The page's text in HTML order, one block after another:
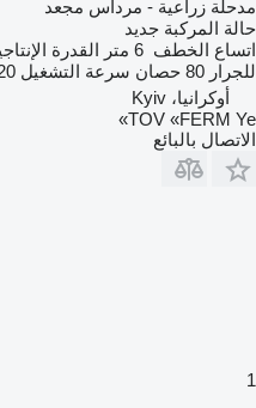
مدحلة زراعية - مرداس مجعد
حالة المركبة جديد
اتساع الخطف 6 متر القدرة
للجرار 80 حصان سرعة التشغيل 20 كيلومتر
أوكرانيا، Kyiv
TOV «FERM Ye»
الاتصال بالبائع
1